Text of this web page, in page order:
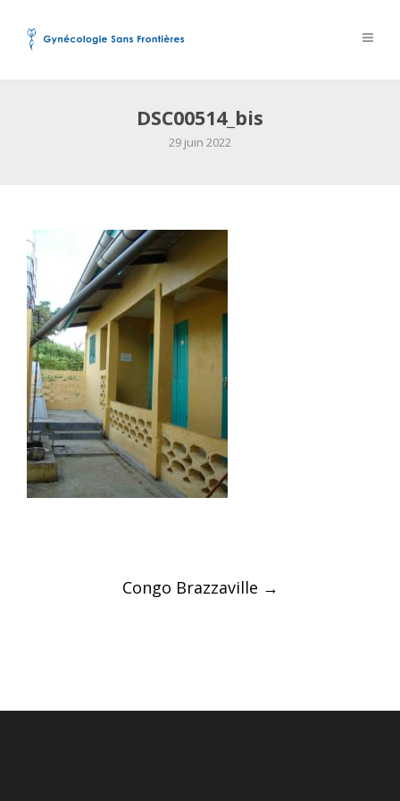
DSC00514_bis
29 juin 2022
navigation
Congo Brazzaville →